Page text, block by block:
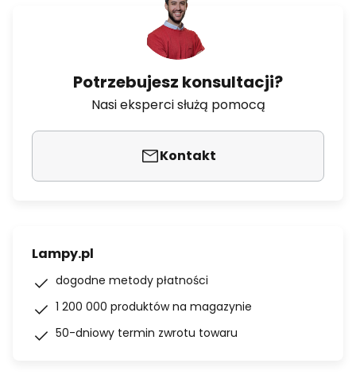
Potrzebujesz konsultacji?
Nasi eksperci służą pomocą
Kontakt
Lampy.pl
dogodne metody płatności
1 200 000 produktów na magazynie
50-dniowy termin zwrotu towaru